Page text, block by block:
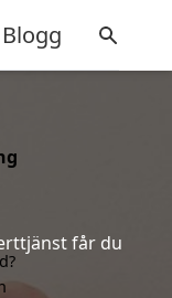
Blogg
får du